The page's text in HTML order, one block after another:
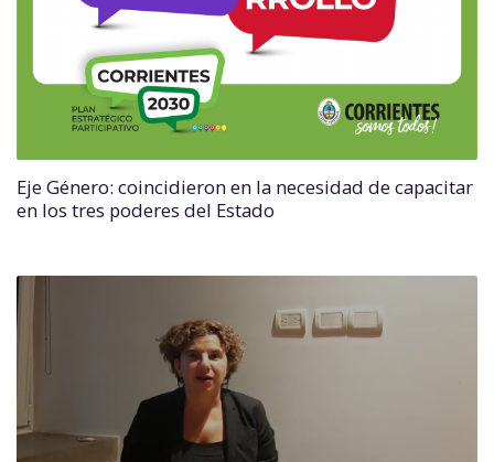
Eje Género: coincidieron en la necesidad de capacitar
en los tres poderes del Estado